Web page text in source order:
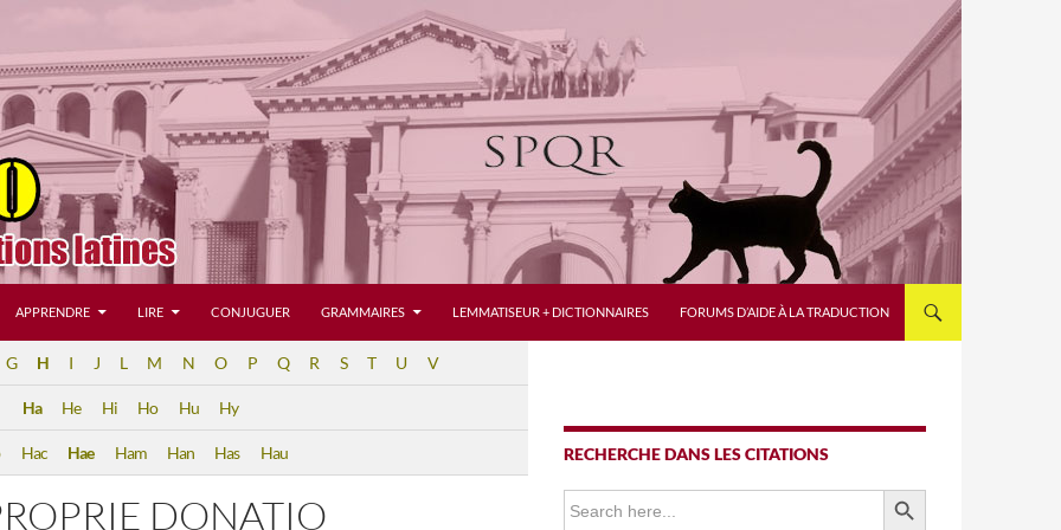
APPRENDRE LIRE CONJUGUER GRAMMAIRES LEMMATISEUR + DICTIONNAIRES FORUMS D’AIDE À LA TRADUCTION
G H I J L M N O P Q R S T U V
Ha He Hi Ho Hu Hy
Hac Hae Ham Han Has Hau
DONATIO
RECHERCHE DANS LES CITATIONS
Search
for:
SEARCH BUTTON